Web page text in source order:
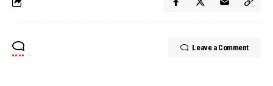
Leave a Comment